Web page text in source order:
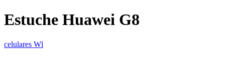
Estuche Huawei G8
celulares Wl